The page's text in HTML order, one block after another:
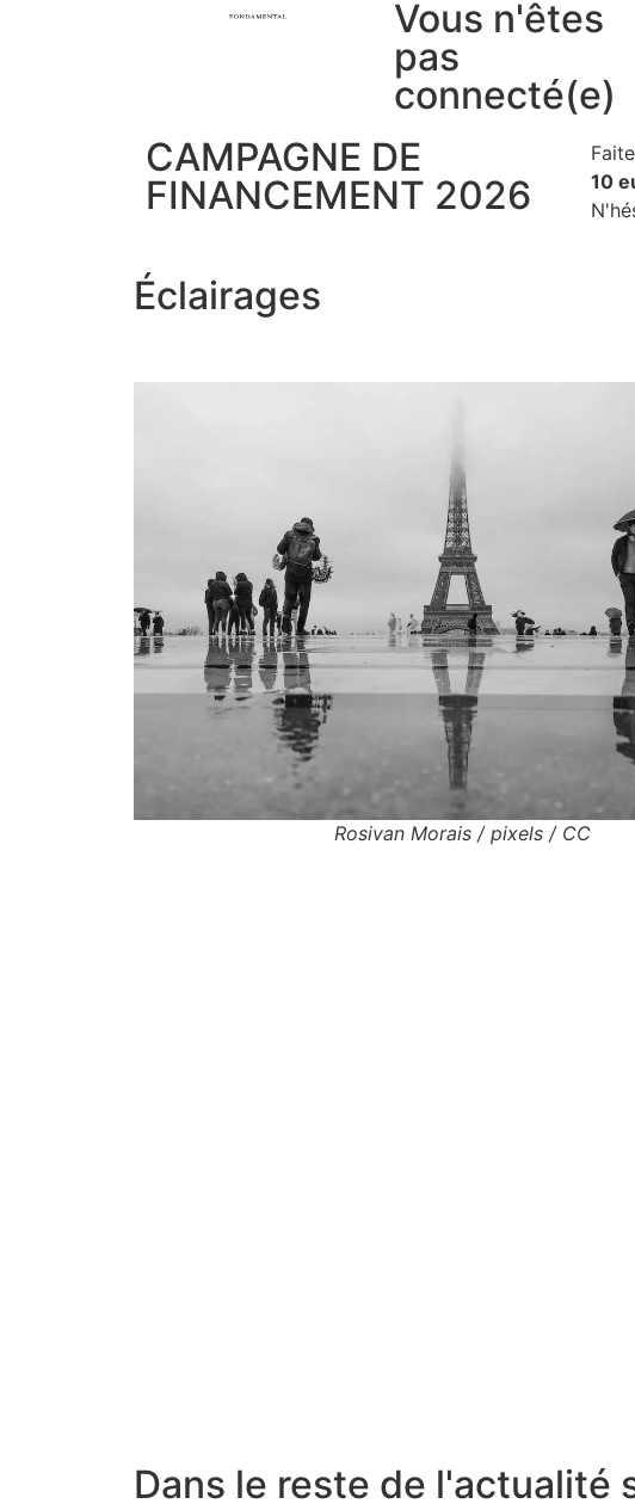
Vous n'êtes
pas
connecté(e)
CAMPAGNE DE
FINANCEMENT 2026
10
Éclairages
Rosivan Morais / pixels / CC
Dans le reste de l'actualité